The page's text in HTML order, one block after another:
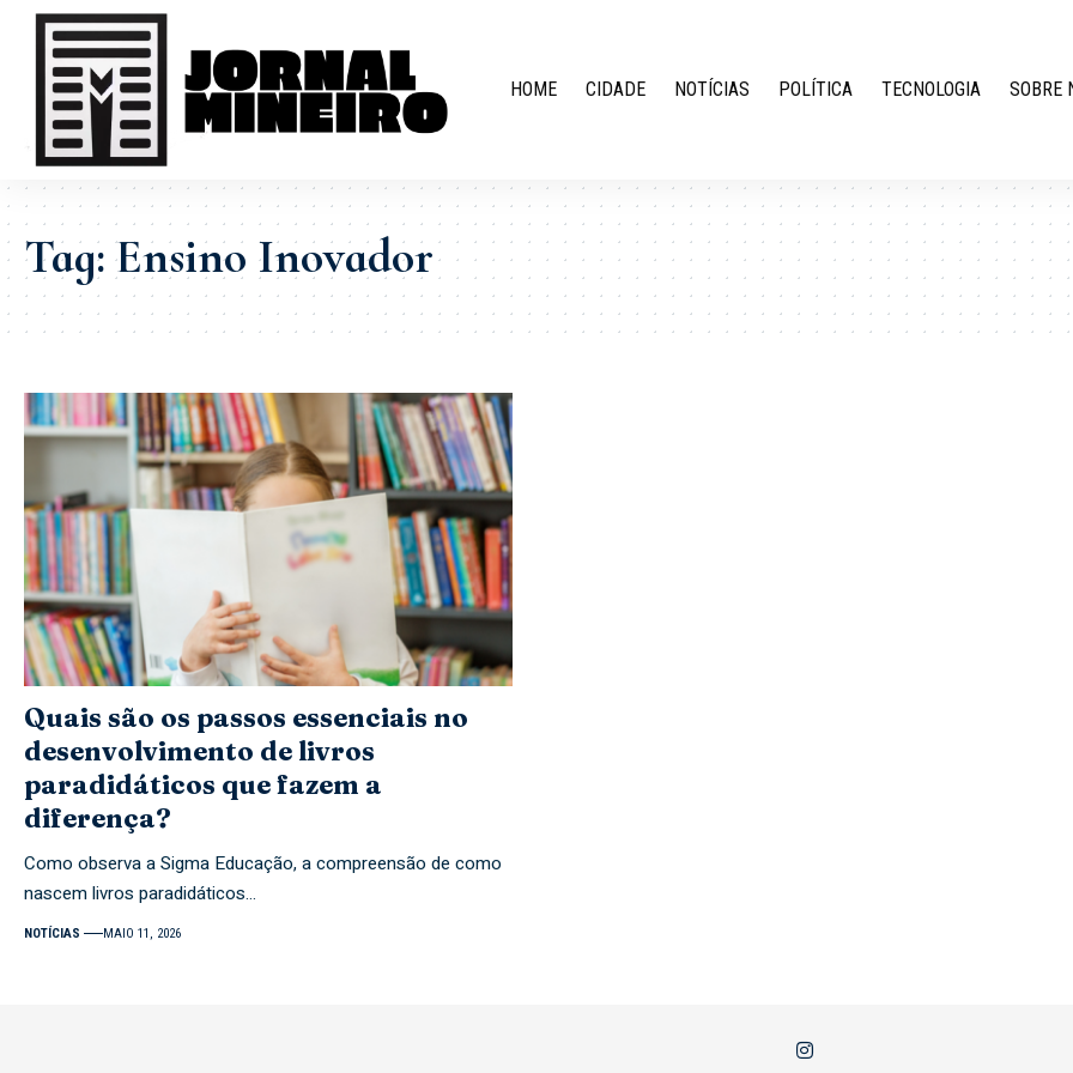
HOME CIDADE NOTÍCIAS POLÍTICA TECNOLOGIA SOBRE
Tag:Ensino Inovador
Quais são os passos essenciais no
desenvolvimento de livros
paradidáticos que fazem a
diferença?
Como observa a Sigma Educação, a compreensão de como
nascem livros paradidáticos…
NOTÍCIAS MAIO 11, 2026